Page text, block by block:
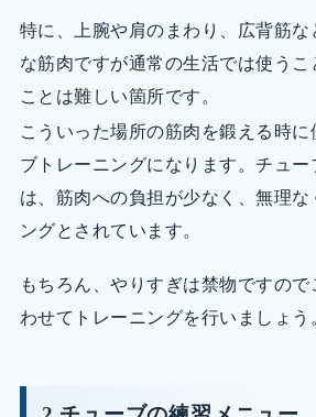
特に、上腕や肩のまわり、広背筋
な筋肉ですが通常の生活では使うこ
ことは難しい箇所です。
こういった場所の筋肉を鍛える時に
ブトレーニングになります。チュ
は、筋肉への負担が少なく、無理な
ングとされています。
もちろん、やりすぎは禁物ですの
わせてトレーニングを行いましょう